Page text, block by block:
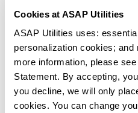
Cookies at ASAP Utilities
ASAP Utilities uses:
personalization cookies;
more information, please
Statement. By accepting,
you decline, we will only
cookies. You can change